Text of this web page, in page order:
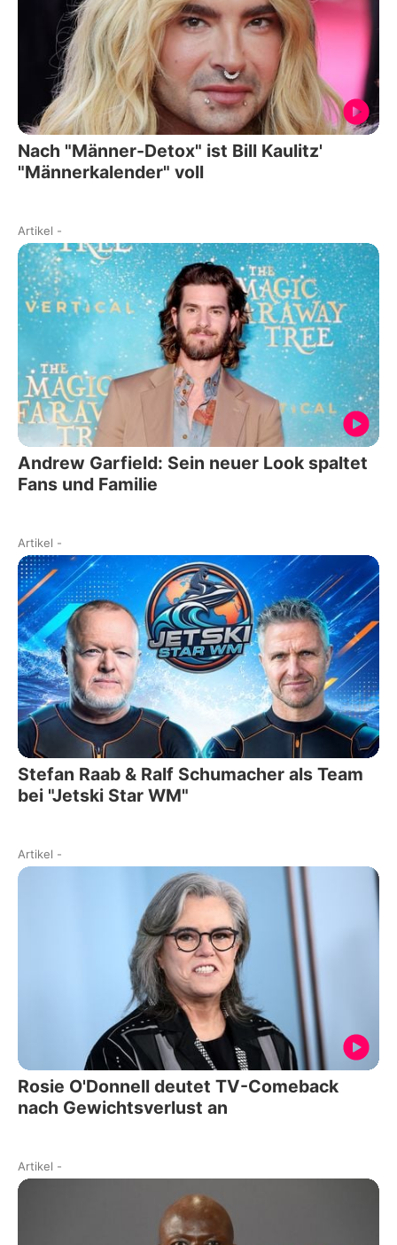
Nach "Männer-Detox" ist Bill Kaulitz'
"Männerkalender" voll
Artikel -
Andrew Garfield: Sein neuer Look spaltet
Fans und Familie
Artikel -
Stefan Raab & Ralf Schumacher als Team
bei "Jetski Star WM"
Artikel -
Rosie O'Donnell deutet TV-Comeback
nach Gewichtsverlust an
Artikel -